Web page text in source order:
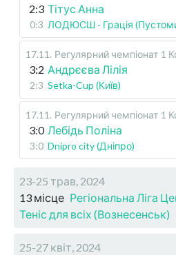
2:3 Тітус Анна
0:3 ЛОДЮСШ - Грація
17.11 . Регулярний чемпіонат 1
3:2 Андрєєва Лілія
2:3 Setka-Cup (Київ)
17.11 . Регулярний чемпіонат 1
3:0 Лебідь Поліна
3:0 Dnipro city (Дніпро)
23-25 трав, 2024
13 місце Регіональна Ліга
Теніс для всіх (Вознесенськ)
25-27 квіт, 2024